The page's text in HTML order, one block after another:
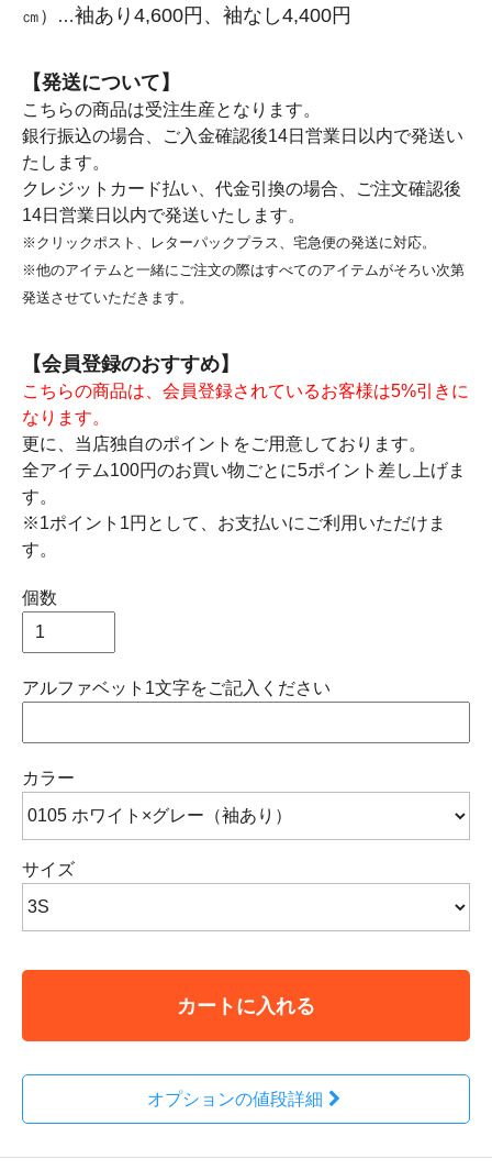
㎝）…袖あり4,600円、袖なし4,400円
【発送について】
こちらの商品は受注生産となります。
銀行振込の場合、ご入金確認後14日営業日以内で発送い
たします。
クレジットカード払い、代金引換の場合、ご注文確認後
14日営業日以内で発送いたします。
※クリックポスト、レターパックプラス、宅急便の発送に対応。
※他のアイテムと一緒にご注文の際はすべてのアイテムがそろい次第
発送させていただきます。
【会員登録のおすすめ】
こちらの商品は、会員登録されているお客様は5%引きに
なります。
更に、当店独自のポイントをご用意しております。
全アイテム100円のお買い物ごとに5ポイント差し上げま
す。
※1ポイント1円として、お支払いにご利用いただけま
す。
個数
アルファベット1文字をご記入ください
カラー
サイズ
カートに入れる
オプションの値段詳細